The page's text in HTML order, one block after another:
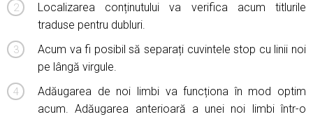
Localizarea conținutului va verifica acum titlurile
traduse pentru dubluri.
Acum va fi posibil să separați cuvintele stop cu linii noi
pe lângă virgule.
Adăugarea de noi limbi va funcționa în mod optim
acum. Adăugarea anterioară a unei noi limbi într-o